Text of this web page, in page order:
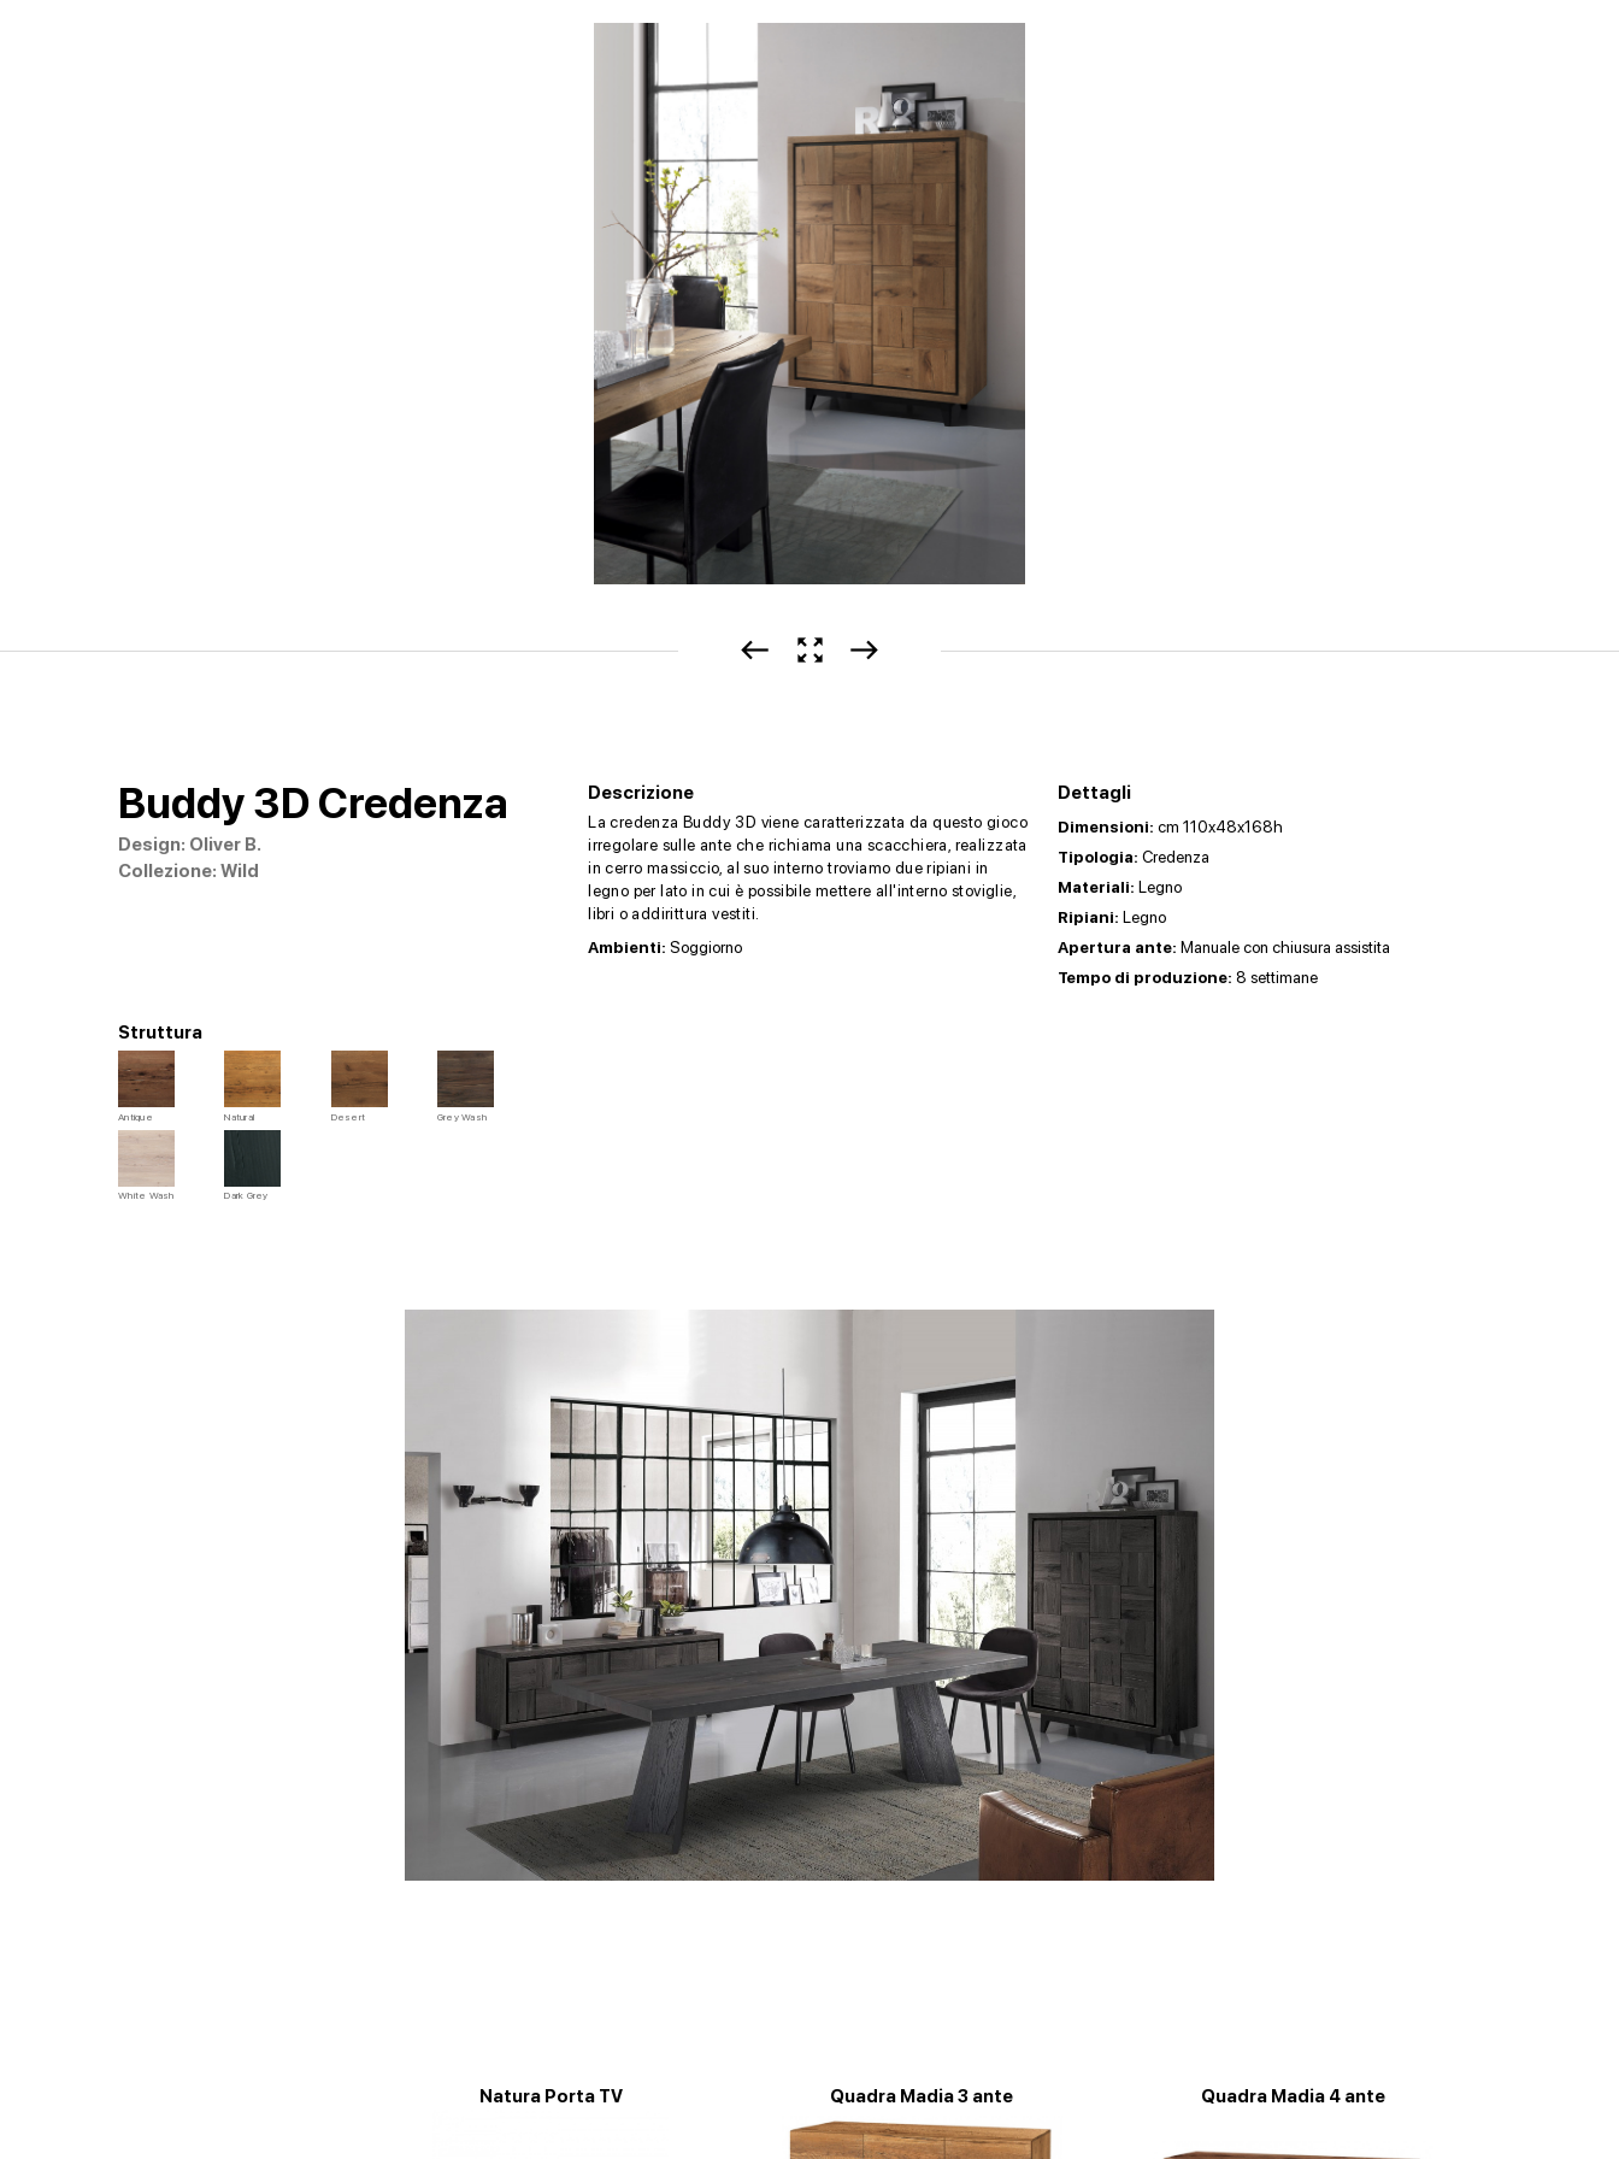
west zoom_out_map east
Buddy 3D Credenza
Design: Oliver B.
Collezione: Wild
Descrizione
La credenza Buddy 3D viene caratterizzata da questo gioco
irregolare sulle ante che richiama una scacchiera, realizzata
in cerro massiccio, al suo interno troviamo due ripiani in
legno per lato in cui è possibile mettere all'interno stoviglie,
libri o addirittura vestiti.
Ambienti: Soggiorno
Dettagli
Dimensioni: cm 110x48x168h
Tipologia: Credenza
Materiali: Legno
Ripiani: Legno
Apertura ante: Manuale con chiusura assistita
Tempo di produzione: 8 settimane
Struttura
Antique Natural Desert Grey Wash
White Wash Dark Grey
Natura Porta TV Quadra Madia 3 ante Quadra Madia 4 ante